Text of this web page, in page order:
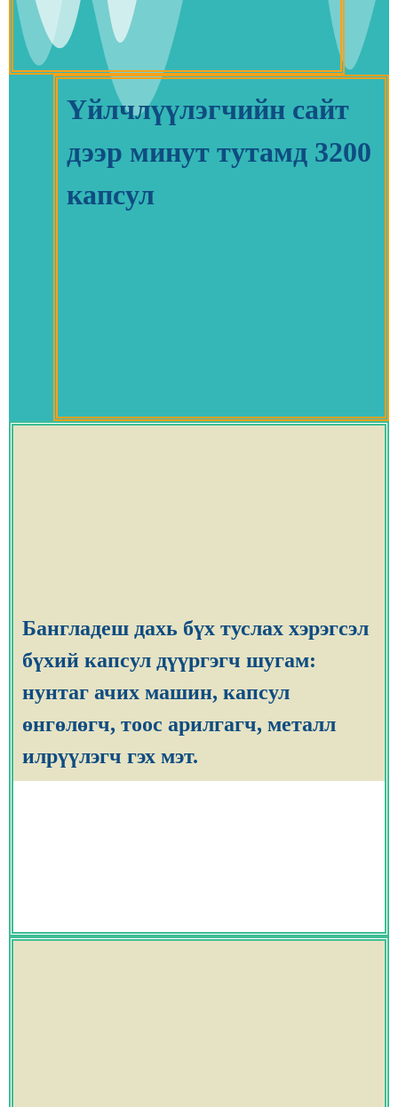
Үйлчлүүлэгчийн сайт
дээр минут тутамд 3200
капсул
Бангладеш дахь бүх туслах хэрэгсэл
бүхий капсул дүүргэгч шугам:
нунтаг ачих машин, капсул
өнгөлөгч, тоос арилгагч, металл
илрүүлэгч гэх мэт.